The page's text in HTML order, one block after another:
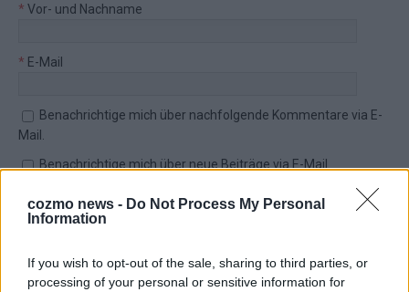
cozmo news - Do Not Process My Personal
Information
If you wish to opt-out of the sale, sharing to third parties, or
processing of your personal or sensitive information for
* Vor- und Nachname
* E-Mail
Benachrichtige mich über nachfolgende Kommentare via E-
Mail.
Benachrichtige mich über neue Beiträge via E-Mail.
TOP STORIES